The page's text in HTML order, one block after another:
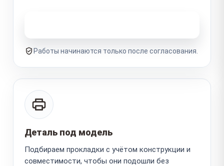
Работы начинаются только после согласования.
Деталь под модель
Подбираем прокладки с учётом конструкции и
совместимости, чтобы они подошли без